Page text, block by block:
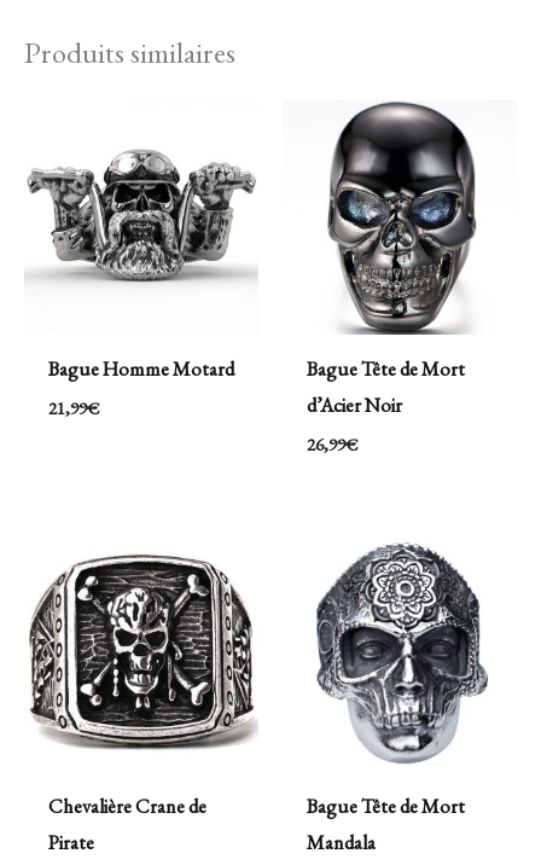
Produits similaires
Bague Homme Motard
21,99€
Bague Tête de Mort
d’Acier Noir
26,99€
Chevalière Crane de
Pirate
Bague Tête de Mort
Mandala